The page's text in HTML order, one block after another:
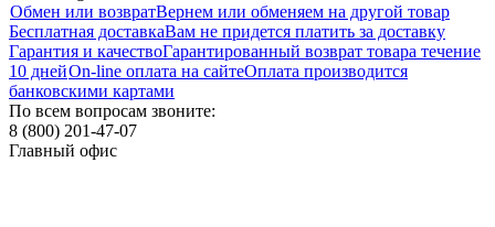
Обмен или возвратВернем или обменяем на другой товар
Бесплатная доставкаВам не придется платить за доставку
Гарантия и качествоГарантированный возврат товара течение
10 днейOn-line оплата на сайтеОплата производится
банковскими картами
По всем вопросам звоните:
8 (800) 201-47-07
Главный офис